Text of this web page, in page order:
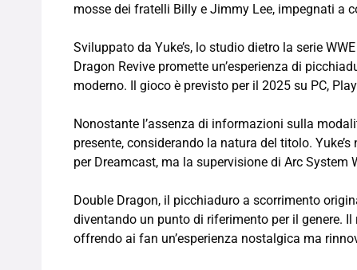
mosse dei fratelli Billy e Jimmy Lee, impegnati a
Sviluppato da Yuke’s, lo studio dietro la serie
Dragon Revive promette un’esperienza di
moderno. Il gioco è previsto per il 2025 su PC,
Nonostante l’assenza di informazioni sulla
presente, considerando la natura del titolo.
per Dreamcast, ma la supervisione di Arc
Double Dragon, il picchiaduro a scorrimento
diventando un punto di riferimento per il genere.
offrendo ai fan un’esperienza nostalgica ma